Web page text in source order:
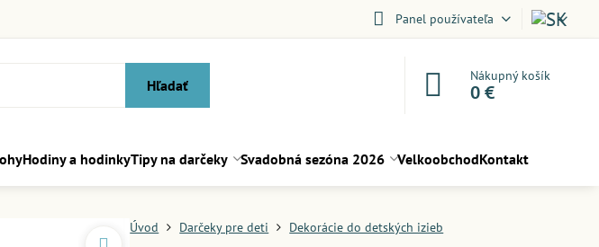
Panel používateľa
Hľadať
Nákupný košík
0 €
Hodiny a hodinkyTipy na darčeky Svadobná sezóna 2026 VelkoobchodKontakt
Úvod Darčeky pre deti Dekorácie do detských izieb